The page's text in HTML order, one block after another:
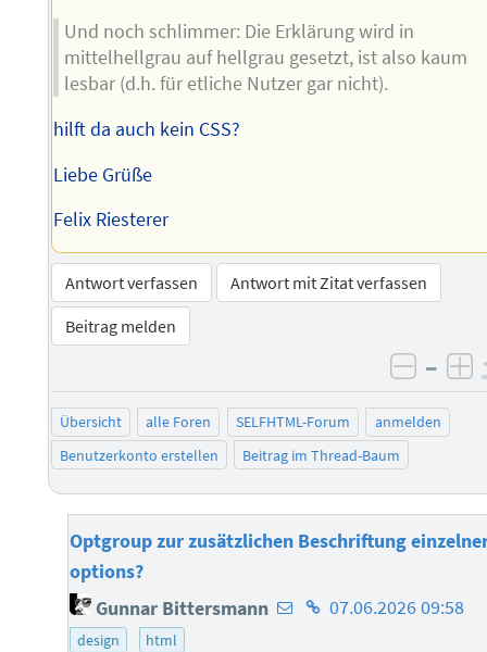
Und noch schlimmer: Die Erklärung wird in
mittelhellgrau auf hellgrau gesetzt, ist also kaum
lesbar (d.h. für etliche Nutzer gar nicht).
hilft da auch kein CSS?
Liebe Grüße
Felix Riesterer
Antwort verfassen
Antwort mit Zitat verfassen
Beitrag melden
–
Übersicht alle Foren SELFHTML-Forum
anmelden
Benutzerkonto erstellen
Beitrag im Thread-Baum
Optgroup zur zusätzlichen Beschriftung
options?
Gunnar Bittersmann E-
Homepage
07.06.2026 09:58
design html